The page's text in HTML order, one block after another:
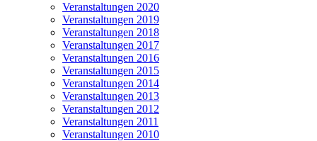
Veranstaltungen 2020
Veranstaltungen 2019
Veranstaltungen 2018
Veranstaltungen 2017
Veranstaltungen 2016
Veranstaltungen 2015
Veranstaltungen 2014
Veranstaltungen 2013
Veranstaltungen 2012
Veranstaltungen 2011
Veranstaltungen 2010